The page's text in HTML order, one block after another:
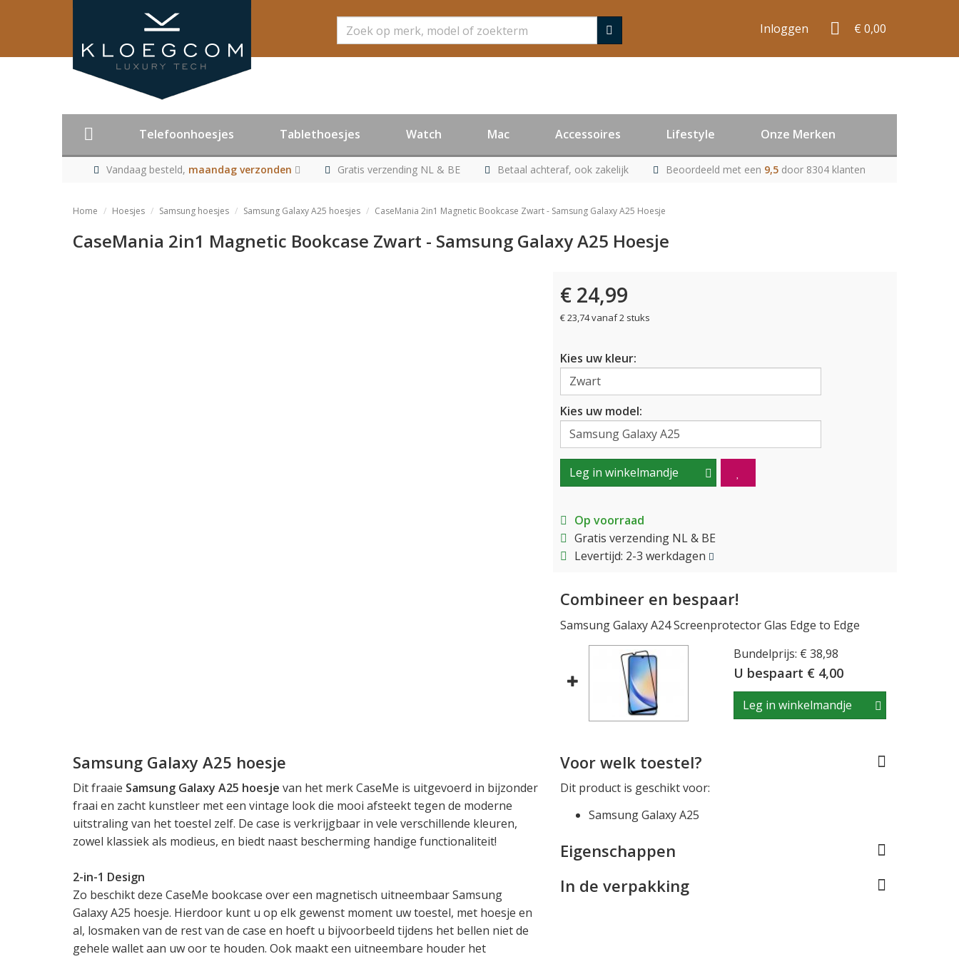
Zoeken Inloggen € 0,00
Telefoonhoesjes Tablethoesjes Watch Mac Accessoires Lifestyle Onze Merken
Vandaag besteld, maandag verzonden Gratis verzending NL & BE Betaal achteraf, ook zakelijk Beoordeeld met een 9,5 door 8304 klanten
Home Hoesjes Samsung hoesjes Samsung Galaxy A25 hoesjes CaseMania 2in1 Magnetic Bookcase Zwart - Samsung Galaxy A25 Hoesje
CaseMania 2in1 Magnetic Bookcase Zwart - Samsung Galaxy A25 Hoesje
€ 24,99
€ 23,74 vanaf 2 stuks
Kies uw kleur:
Kies uw model:
Leg in winkelmandje
Op voorraad
Gratis verzending NL & BE
Levertijd: 2-3 werkdagen
Combineer en bespaar!
Samsung Galaxy A24 Screenprotector Glas Edge to Edge
Bundelprijs: € 38,98
U bespaart € 4,00
Leg in winkelmandje
Samsung Galaxy A25 hoesje
Dit fraaie Samsung Galaxy A25 hoesje van het merk CaseMe is uitgevoerd in bijzonder
fraai en zacht kunstleer met een vintage look die mooi afsteekt tegen de moderne
uitstraling van het toestel zelf. De case is verkrijgbaar in vele verschillende kleuren,
zowel klassiek als modieus, en biedt naast bescherming handige functionaliteit!
2-in-1 Design
Zo beschikt deze CaseMe bookcase over een magnetisch uitneembaar Samsung
Galaxy A25 hoesje. Hierdoor kunt u op elk gewenst moment uw toestel, met hoesje en
al, losmaken van de rest van de case en hoeft u bijvoorbeeld tijdens het bellen niet de
gehele wallet aan uw oor te houden. Ook maakt een uitneembare houder het
Voor welk toestel?
Dit product is geschikt voor:
Samsung Galaxy A25
Eigenschappen
In de verpakking